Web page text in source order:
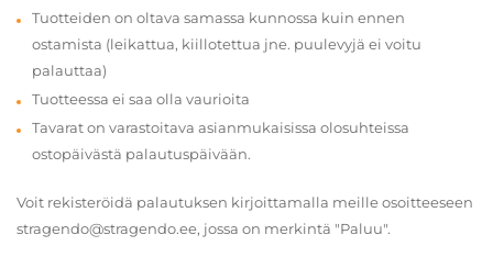
Tuotteiden on oltava samassa kunnossa kuin ennen
ostamista (leikattua, kiillotettua jne. puulevyjä ei voitu
palauttaa)
Tuotteessa ei saa olla vaurioita
Tavarat on varastoitava asianmukaisissa olosuhteissa
ostopäivästä palautuspäivään.
Voit rekisteröidä palautuksen kirjoittamalla meille osoitteeseen
stragendo@stragendo.ee, jossa on merkintä "Paluu".